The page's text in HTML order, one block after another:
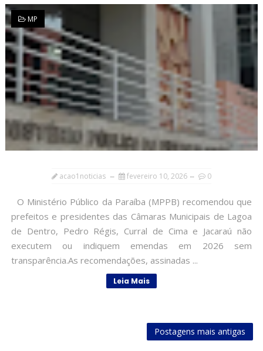
MP
acao1noticias fevereiro 10, 2026 0
O Ministério Público da Paraíba (MPPB) recomendou que
prefeitos e presidentes das Câmaras Municipais de Lagoa
de Dentro, Pedro Régis, Curral de Cima e Jacaraú não
executem ou indiquem emendas em 2026 sem
transparência.As recomendações, assinadas ...
Leia Mais
Postagens mais antigas